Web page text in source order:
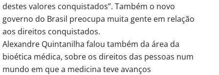
destes valores conquistados”. Também o novo
governo do Brasil preocupa muita gente em relação
aos direitos conquistados.
Alexandre Quintanilha falou também da área da
bioética médica, sobre os direitos das pessoas num
mundo em que a medicina teve avanços